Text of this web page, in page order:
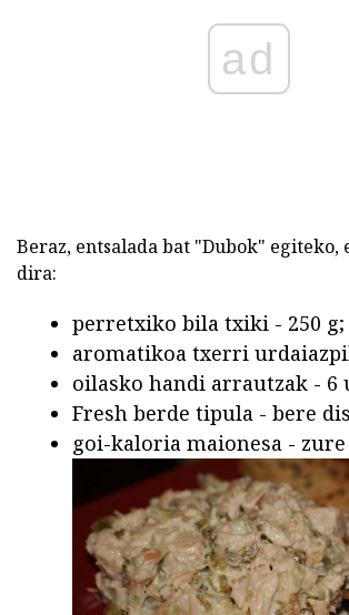
ad
Beraz, entsalada bat "Dubok" egiteko,
dira:
perretxiko bila txiki - 250 g;
aromatikoa txerri
oilasko handi arrautzak - 6
Fresh berde tipula - bere
goi-kaloria maionesa -